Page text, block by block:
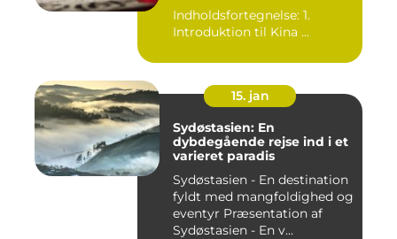
Indholdsfortegnelse: 1.
Introduktion til Kina ...
15. jan
Sydøstasien: En
dybdegående rejse ind i et
varieret paradis
Sydøstasien - En destination
fyldt med mangfoldighed og
eventyr Præsentation af
Sydøstasien - En v...